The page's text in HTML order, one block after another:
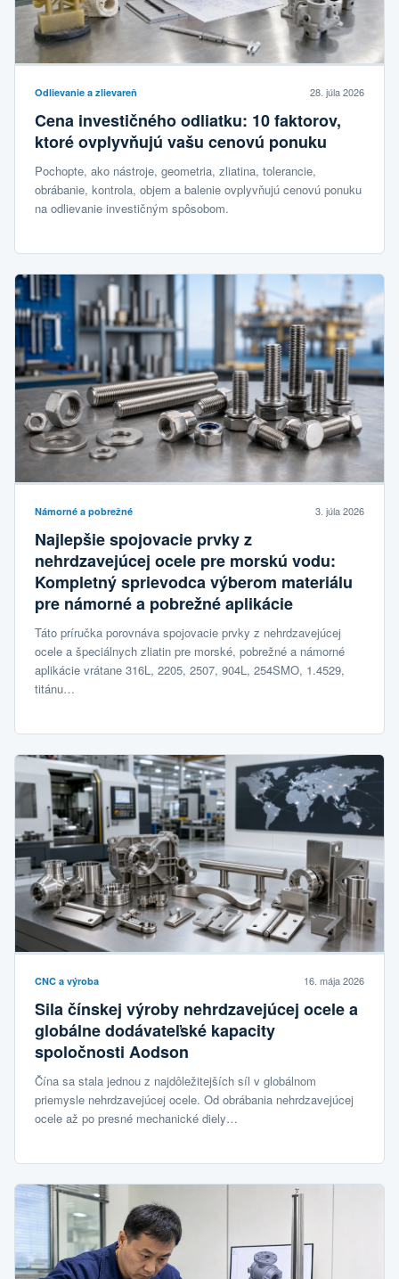
Odlievanie a zlievareň 28. júla 2026
Cena investičného odliatku: 10 faktorov,
ktoré ovplyvňujú vašu cenovú ponuku
Pochopte, ako nástroje, geometria, zliatina, tolerancie,
obrábanie, kontrola, objem a balenie ovplyvňujú cenovú ponuku
na odlievanie investičným spôsobom.
Námorné a pobrežné 3. júla 2026
Najlepšie spojovacie prvky z
nehrdzavejúcej ocele pre morskú vodu:
Kompletný sprievodca výberom materiálu
pre námorné a pobrežné aplikácie
Táto príručka porovnáva spojovacie prvky z nehrdzavejúcej
ocele a špeciálnych zliatin pre morské, pobrežné a námorné
aplikácie vrátane 316L, 2205, 2507, 904L, 254SMO, 1.4529,
titánu…
CNC a výroba 16. mája 2026
Sila čínskej výroby nehrdzavejúcej ocele a
globálne dodávateľské kapacity
spoločnosti Aodson
Čína sa stala jednou z najdôležitejších síl v globálnom
priemysle nehrdzavejúcej ocele. Od obrábania nehrdzavejúcej
ocele až po presné mechanické diely…